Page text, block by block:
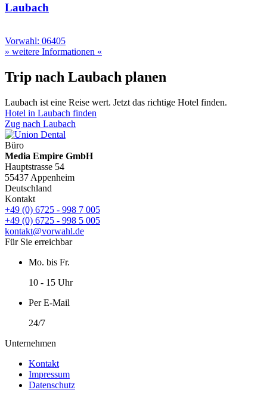
Laubach
Vorwahl: 06405
» weitere Informationen «
Trip nach Laubach planen
Laubach ist eine Reise wert. Jetzt das richtige Hotel finden.
Hotel in Laubach finden
Zug nach Laubach
Büro
Media Empire GmbH
Hauptstrasse 54
55437 Appenheim
Deutschland
Kontakt
+49 (0) 6725 - 998 7 005
+49 (0) 6725 - 998 5 005
kontakt@vorwahl.de
Für Sie erreichbar
Mo. bis Fr.
10 - 15 Uhr
Per E-Mail
24/7
Unternehmen
Kontakt
Impressum
Datenschutz